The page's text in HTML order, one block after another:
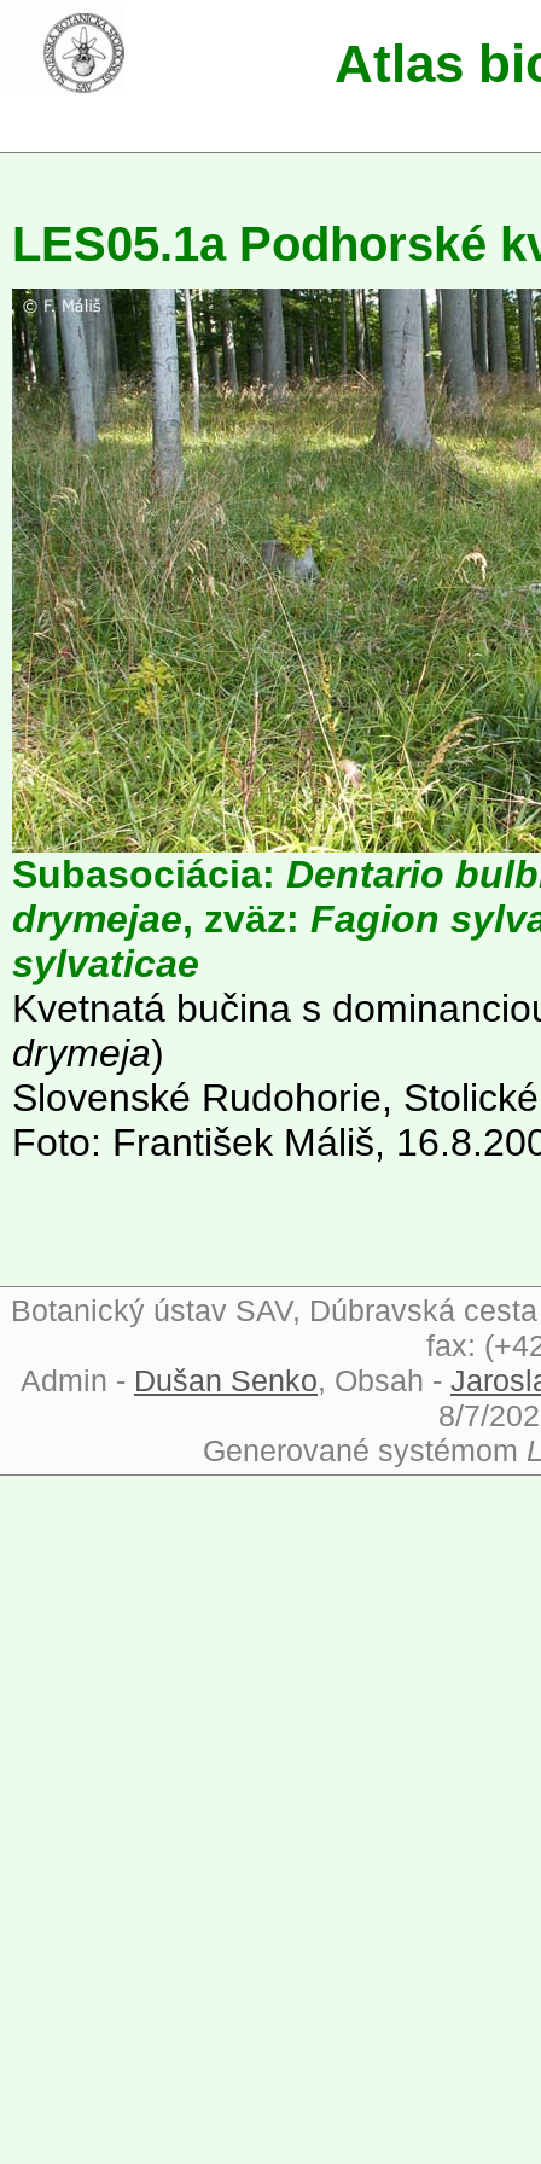
Atlas
LES05.1a Podhorské
Subasociácia: Dentario
drymejae, zväz: Fagion
sylvaticae
Kvetnatá bučina s
drymeja)
Slovenské Rudohorie,
Foto: František Máliš,
Botanický ústav SAV, Dúbravská
fax:
Admin - Dušan Senko, Obsah -
8/7/
Generované systémom